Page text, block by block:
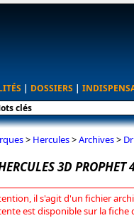
| DOSSIERS |
> Hercules>Archives>
3D
il s'agit d'un fichier
est disponible sur la fiche